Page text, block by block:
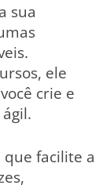
sua
ele
crie e
facilite a